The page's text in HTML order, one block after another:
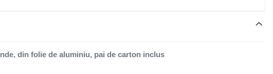
din folie de aluminiu, pai de carton inclus